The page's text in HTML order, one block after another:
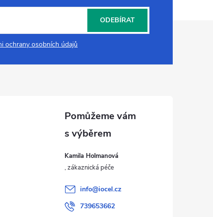
ochrany osobních údajů
ODEBÍRAT
Kamila Holmanová
info@iocel.cz
739653662